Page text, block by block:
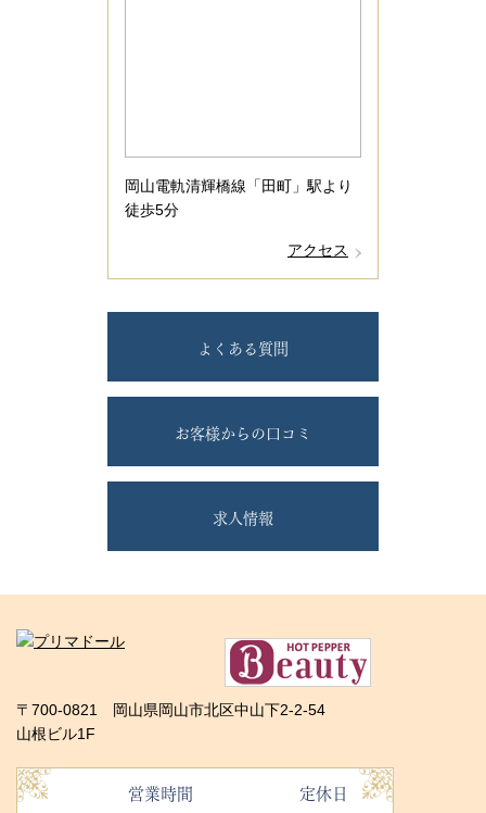
岡山電軌清輝橋線「田町」駅より
徒歩5分
アクセス
よくある質問
お客様からの口コミ
求人情報
〒700-0821 岡山県岡山市北区中山下2-2-54
山根ビル1F
営業時間 定休日